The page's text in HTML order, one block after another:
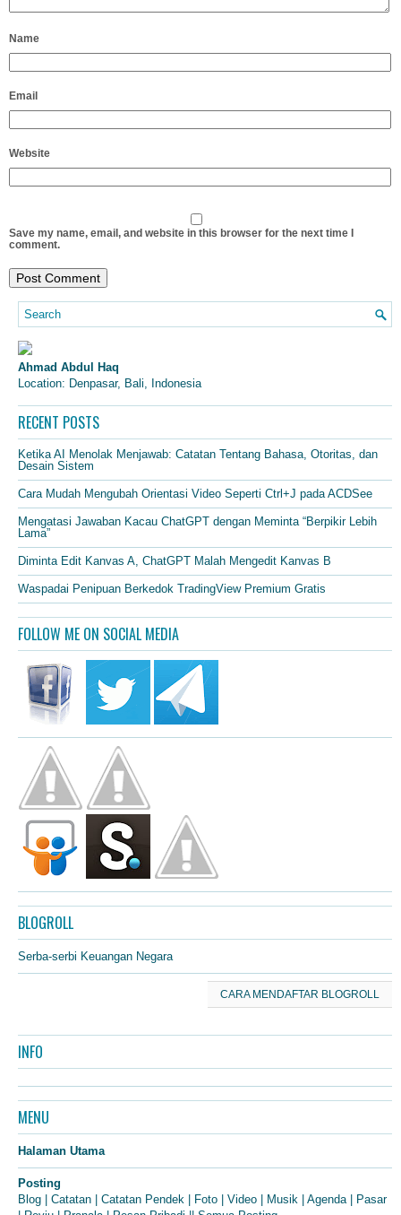
Name
Email
Website
Save my name, email, and website in this browser for the next time I
comment.
Ahmad Abdul Haq
Location: Denpasar, Bali, Indonesia
RECENT POSTS
Ketika AI Menolak Menjawab: Catatan Tentang Bahasa, Otoritas, dan
Desain Sistem
Cara Mudah Mengubah Orientasi Video Seperti Ctrl+J pada ACDSee
Mengatasi Jawaban Kacau ChatGPT dengan Meminta “Berpikir Lebih
Lama”
Diminta Edit Kanvas A, ChatGPT Malah Mengedit Kanvas B
Waspadai Penipuan Berkedok TradingView Premium Gratis
FOLLOW ME ON SOCIAL MEDIA
BLOGROLL
Serba-serbi Keuangan Negara
CARA MENDAFTAR BLOGROLL
INFO
MENU
Halaman Utama
Posting
Blog
Catatan Catatan Pendek Foto Video Musik Agenda|
Pasar